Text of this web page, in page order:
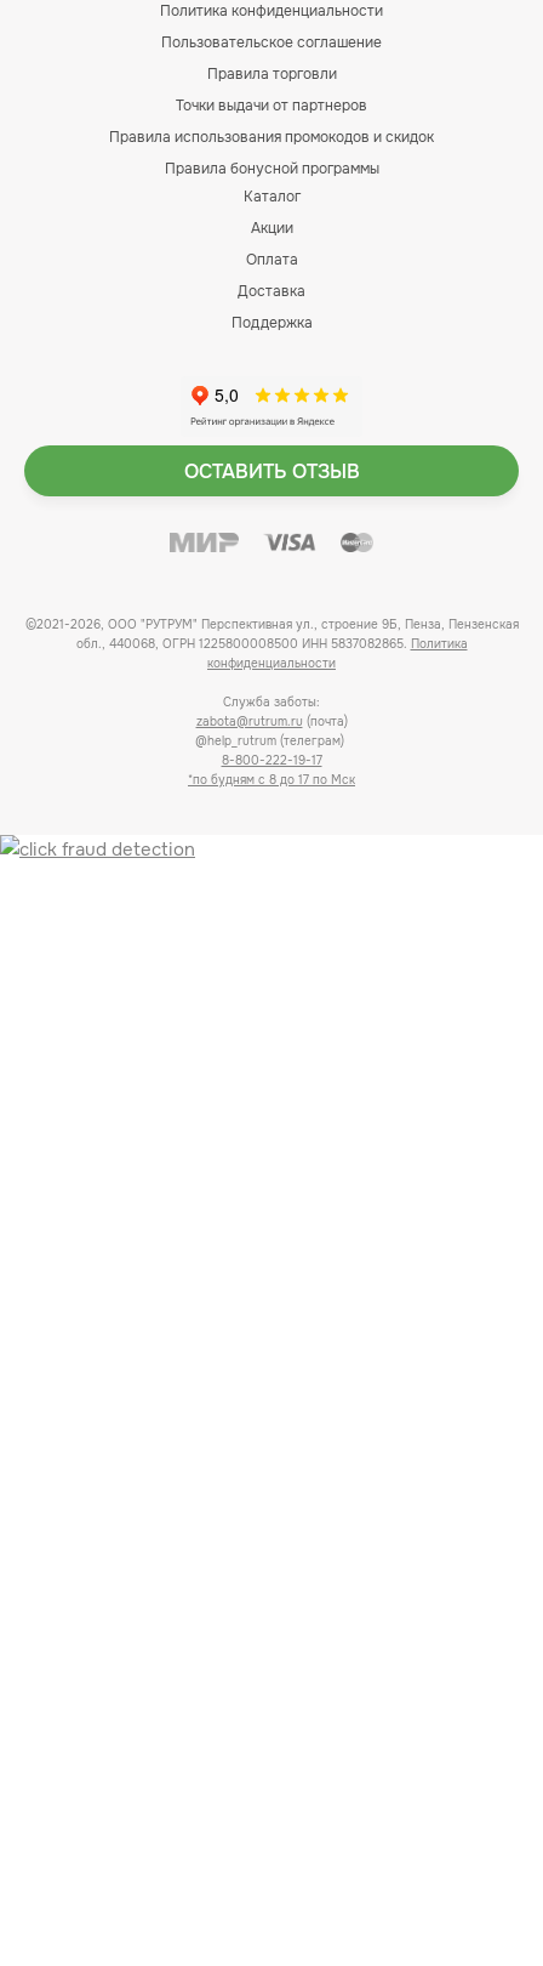
Политика конфиденциальности
Пользовательское соглашение
Правила торговли
Точки выдачи от партнеров
Правила использования промокодов и скидок
Правила бонусной программы
Каталог
Акции
Оплата
Доставка
Поддержка
ОСТАВИТЬ ОТЗЫВ
©2021-2026, ООО "РУТРУМ" Перспективная ул., строение 9Б, Пенза, Пензенская
обл., 440068, ОГРН 1225800008500 ИНН 5837082865. Политика
конфиденциальности
Служба заботы:
zabota@rutrum.ru (почта)
@help_rutrum (телеграм)
8-800-222-19-17
*по будням с 8 до 17 по Мск